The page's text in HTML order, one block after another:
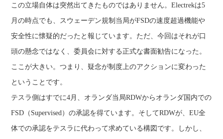
この立場自体は突然出てきたものではありません。Electrekは5
月の時点でも、スウェーデン規制当局がFSDの速度超過機能や
安全性に懐疑的だったと報じています。ただ、今回はそれが口
頭の懸念ではなく、委員会に対する正式な書面勧告になった。
ここが大きい。つまり、疑念が制度上のアクションに変わった
ということです。
テスラ側はすでに4月、オランダ当局RDWからオランダ国内での
FSD（Supervised）の承認を得ています。そしてRDWが、EU全
体での承認をテスラに代わって求めている構図です。しかし、